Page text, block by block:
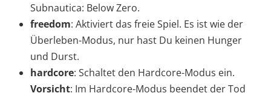
Subnautica: Below Zero.
freedom: Aktiviert das freie Spiel. Es ist wie der
Überleben-Modus, nur hast Du keinen Hunger
und Durst.
hardcore: Schaltet den Hardcore-Modus ein.
Vorsicht: Im Hardcore-Modus beendet der Tod